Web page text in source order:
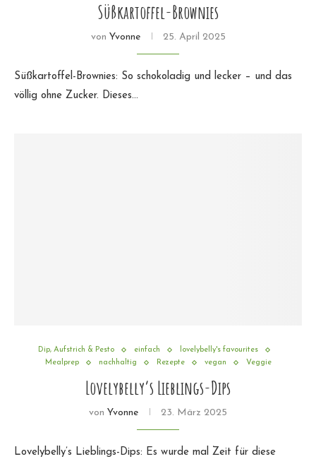
Süßkartoffel-Brownies
von Yvonne 25. April 2025
Süßkartoffel-Brownies: So schokoladig und lecker – und das
völlig ohne Zucker. Dieses…
Dip, Aufstrich & Pesto einfach
lovelybelly's favourites
Mealprep
nachhaltig Rezepte vegan Veggie
Lovelybelly’s Lieblings-Dips
von Yvonne 23. März 2025
Lovelybelly’s Lieblings-Dips: Es wurde mal Zeit für diese